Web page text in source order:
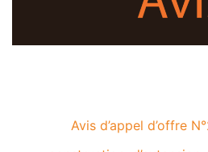
Avis d’appel d’offre